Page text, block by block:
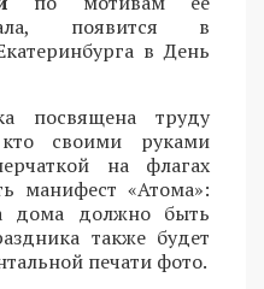
появится в
в День
посвящена труду
своими руками
на флагах
манифест «Атома»:
дома должно быть
также будет
печати фото.